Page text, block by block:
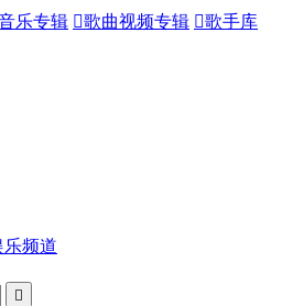
乐专辑 歌曲视频专辑 歌手库
乐频道
